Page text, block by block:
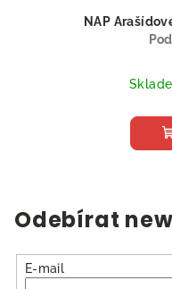
NAP
Odebírat
E-mail